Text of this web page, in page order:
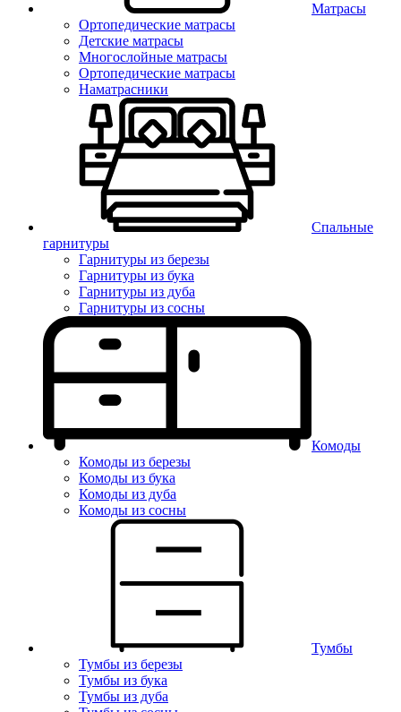
Матрасы
Ортопедические матрасы
Детские матрасы
Многослойные матрасы
Ортопедические матрасы
Наматрасники
Спальные
гарнитуры
Гарнитуры из березы
Гарнитуры из бука
Гарнитуры из дуба
Гарнитуры из сосны
Комоды
Комоды из березы
Комоды из бука
Комоды из дуба
Комоды из сосны
Тумбы
Тумбы из березы
Тумбы из бука
Тумбы из дуба